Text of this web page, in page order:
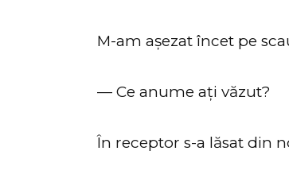
M-am așezat încet pe
— Ce anume ați văzut?
În receptor s-a lăsat din